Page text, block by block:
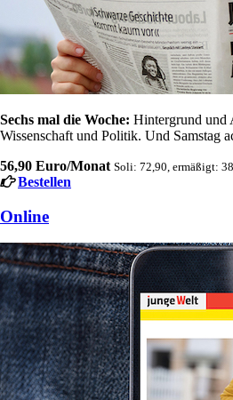
Sechs mal die Woche: Hintergrund und
Wissenschaft und Politik. Und Samstag
56,90 Euro/Monat Soli: 72,90, ermäßigt:
Bestellen
Online